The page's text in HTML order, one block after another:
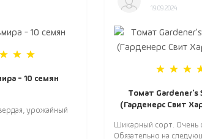
- 10 семян
урожайный
19.09.2024
Томат Gardener's
(Гарденерс Свит
Шикарный сорт. Очень
Обязательно на